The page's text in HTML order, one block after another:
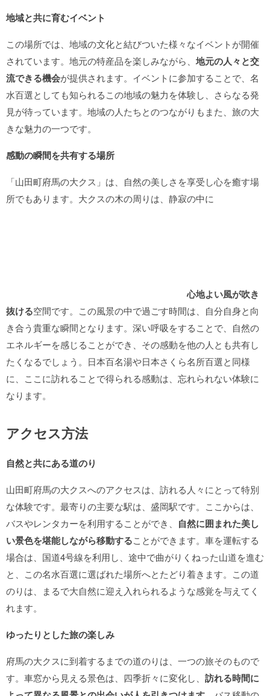
地域と共に育むイベント
この場所では、地域の文化と結びついた様々なイベントが開催
されています。地元の特産品を楽しみながら、 地元の人々と交
流できる機会が提供されます。イベントに参加することで、名
水百選としても知られるこの地域の魅力を体験し、さらなる発
見が待っています。地域の人たちとのつながりもまた、旅の大
きな魅力の一つです。
感動の瞬間を共有する場所
「山田町府馬の大クス」は、自然の美しさを享受し心を癒す場
所でもあります。大クスの木の周りは、静寂の中に
心地よい風が吹き
抜ける空間です。この風景の中で過ごす時間は、自分自身と向
き合う貴重な瞬間となります。深い呼吸をすることで、自然の
エネルギーを感じることができ、その感動を他の人とも共有し
たくなるでしょう。日本百名湯や日本さくら名所百選と同様
に、ここに訪れることで得られる感動は、忘れられない体験に
なります。
アクセス方法
自然と共にある道のり
山田町府馬の大クスへのアクセスは、訪れる人々にとって特別
な体験です。最寄りの主要な駅は、盛岡駅です。ここからは、
バスやレンタカーを利用することができ、 自然に囲まれた美し
い景色を堪能しながら移動することができます。車を運転する
場合は、国道4号線を利用し、途中で曲がりくねった山道を進む
と、この名水百選に選ばれた場所へとたどり着きます。この道
のりは、まるで大自然に迎え入れられるような感覚を与えてく
れます。
ゆったりとした旅の楽しみ
府馬の大クスに到着するまでの道のりは、一つの旅そのもので
す。車窓から見える景色は、四季折々に変化し、 訪れる時間に